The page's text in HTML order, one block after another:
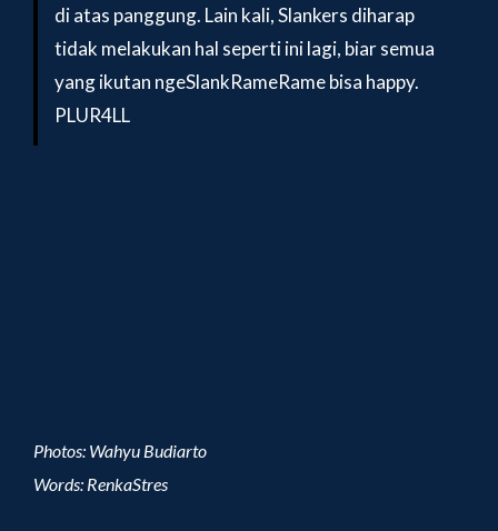
di atas panggung. Lain kali, Slankers diharap
tidak melakukan hal seperti ini lagi, biar semua
yang ikutan ngeSlankRameRame bisa happy.
PLUR4LL
Photos: Wahyu Budiarto
Words: RenkaStres